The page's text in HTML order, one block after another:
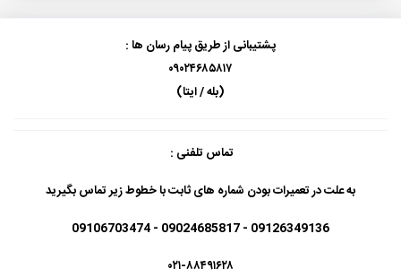
پشتیبانی از طریق پیام رسان ها :
۰۹۰۲۴۶۸۵۸۱۷
(بله / ایتا)
تماس تلفنی :
به علت در تعمیرات بودن شماره های ثابت با خطوط زیر تماس بگیرید
09126349136 - 09024685817 - 09106703474
۰۲۱-۸۸۴۹۱۶۲۸